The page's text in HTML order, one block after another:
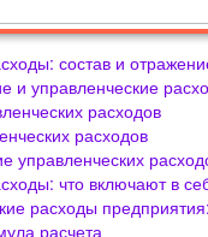
состав и
и управленческие
расходов
расходов
управленческих
что включают в
расходы
расчета